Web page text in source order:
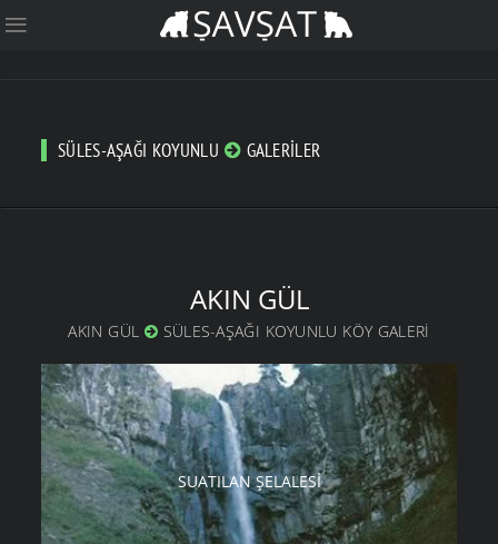
SÜLES-AŞAĞI KOYUNLU GALERILER
AKIN GÜL
AKIN GÜL SÜLES-AŞAĞI KOYUNLU KÖY GALERI
SUATILAN ŞELALESI